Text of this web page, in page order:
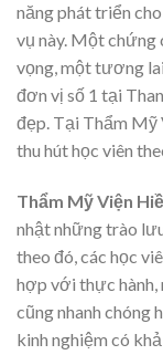
năng phát triển
vụ này. Một chứng
vọng, một tương
đơn vị số 1 tại
đẹp. Tại Thẩm Mỹ
thu hút học viên
Thẩm Mỹ Viện
nhật những trào
theo đó, các học
hợp với thực hành,
cũng nhanh chóng
kinh nghiệm có